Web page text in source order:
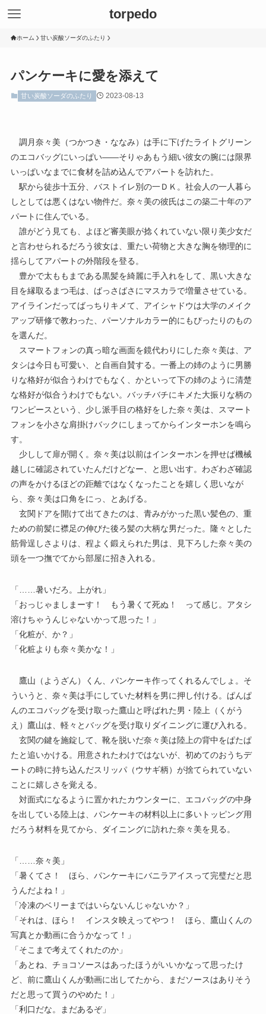
torpedo
ホーム 甘い炭酸ソーダのふたり
パンケーキに愛を添えて
甘い炭酸ソーダのふたり 2023-08-13
調月奈々美（つかつき・ななみ）は手に下げたライトグリーン
のエコバッグにいっぱい――そりゃあもう細い彼女の腕には限界
いっぱいなまでに食材を詰め込んでアパートを訪れた。
駅から徒歩十五分、バストイレ別の一ＤＫ。社会人の一人暮ら
しとしては悪くはない物件だ。奈々美の彼氏はこの築二十年のア
パートに住んでいる。
誰がどう見ても、よほど審美眼が捻くれていない限り美少女だ
と言わせられるだろう彼女は、重たい荷物と大きな胸を物理的に
揺らしてアパートの外階段を登る。
豊かで太ももまである黒髪を綺麗に手入れをして、黒い大きな
目を縁取るまつ毛は、ばっさばさにマスカラで増量させている。
アイラインだってばっちりキメて、アイシャドウは大学のメイク
アップ研修で教わった、パーソナルカラー的にもぴったりのもの
を選んだ。
スマートフォンの真っ暗な画面を鏡代わりにした奈々美は、ア
タシは今日も可愛い、と自画自賛する。一番上の姉のように男勝
りな格好が似合うわけでもなく、かといって下の姉のように清楚
な格好が似合うわけでもない。バッチバチにキメた大振りな柄の
ワンピースという、少し派手目の格好をした奈々美は、スマート
フォンを小さな肩掛けバックにしまってからインターホンを鳴ら
す。
少しして扉が開く。奈々美は以前はインターホンを押せば機械
越しに確認されていたんだけどなー、と思い出す。わざわざ確認
の声をかけるほどの距離ではなくなったことを嬉しく思いなが
ら、奈々美は口角をにっ、とあげる。
玄関ドアを開けて出てきたのは、青みがかった黒い髪色の、重
ための前髪に襟足の伸びた後ろ髪の大柄な男だった。隆々とした
筋骨逞しさよりは、程よく鍛えられた男は、見下ろした奈々美の
頭を一つ撫でてから部屋に招き入れる。
「……暑いだろ。上がれ」
「おっじゃましまーす！ もう暑くて死ぬ！ って感じ。アタシ
溶けちゃうんじゃないかって思った！」
「化粧が、か？」
「化粧よりも奈々美かな！」
鷹山（ようざん）くん、パンケーキ作ってくれるんでしょ。そ
ういうと、奈々美は手にしていた材料を男に押し付ける。ぱんぱ
んのエコバッグを受け取った鷹山と呼ばれた男・陸上（くがう
え）鷹山は、軽々とバッグを受け取りダイニングに運び入れる。
玄関の鍵を施錠して、靴を脱いだ奈々美は陸上の背中をぱたぱ
たと追いかける。用意されたわけではないが、初めてのおうちデ
ートの時に持ち込んだスリッパ（ウサギ柄）が捨てられていない
ことに嬉しさを覚える。
対面式になるように置かれたカウンターに、エコバッグの中身
を出している陸上は、パンケーキの材料以上に多いトッピング用
だろう材料を見てから、ダイニングに訪れた奈々美を見る。
「……奈々美」
「暑くてさ！ ほら、パンケーキにバニラアイスって完璧だと思
うんだよね！」
「冷凍のベリーまではいらないんじゃないか？」
「それは、ほら！ インスタ映えってやつ！ ほら、鷹山くんの
写真とか動画に合うかなって！」
「そこまで考えてくれたのか」
「あとね、チョコソースはあったほうがいいかなって思ったけ
ど、前に鷹山くんが動画に出してたから、まだソースはありそう
だと思って買うのやめた！」
「利口だな。まだあるぞ」